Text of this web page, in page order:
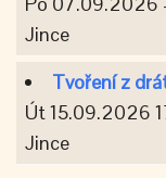
Jince
Tvoření z
Út 15.09.2026
Jince